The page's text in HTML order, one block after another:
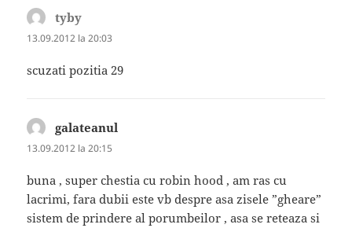
tyby
13.09.2012 la 20:03
scuzati pozitia 29
galateanul
13.09.2012 la 20:15
buna , super chestia cu robin hood , am ras cu
lacrimi, fara dubii este vb despre asa zisele ”gheare”
sistem de prindere al porumbeilor , asa se reteaza si